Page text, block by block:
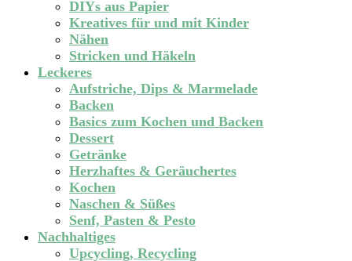
DIYs aus Papier
Kreatives für und mit Kinder
Nähen
Stricken und Häkeln
Leckeres
Aufstriche, Dips & Marmelade
Backen
Basics zum Kochen und Backen
Dessert
Getränke
Herzhaftes & Geräuchertes
Kochen
Naschen & Süßes
Senf, Pasten & Pesto
Nachhaltiges
Upcycling, Recycling